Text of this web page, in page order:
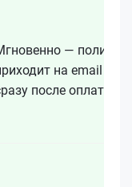
— полис
на email
после оплаты